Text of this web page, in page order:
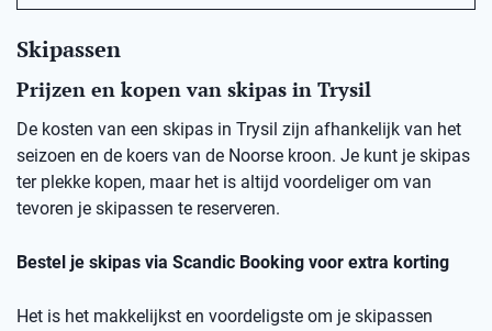
Skipassen
Prijzen en kopen van skipas in Trysil
De kosten van een skipas in Trysil zijn afhankelijk van het
seizoen en de koers van de Noorse kroon. Je kunt je skipas
ter plekke kopen, maar het is altijd voordeliger om van
tevoren je skipassen te reserveren.
Bestel je skipas via Scandic Booking voor extra korting
Het is het makkelijkst en voordeligste om je skipassen